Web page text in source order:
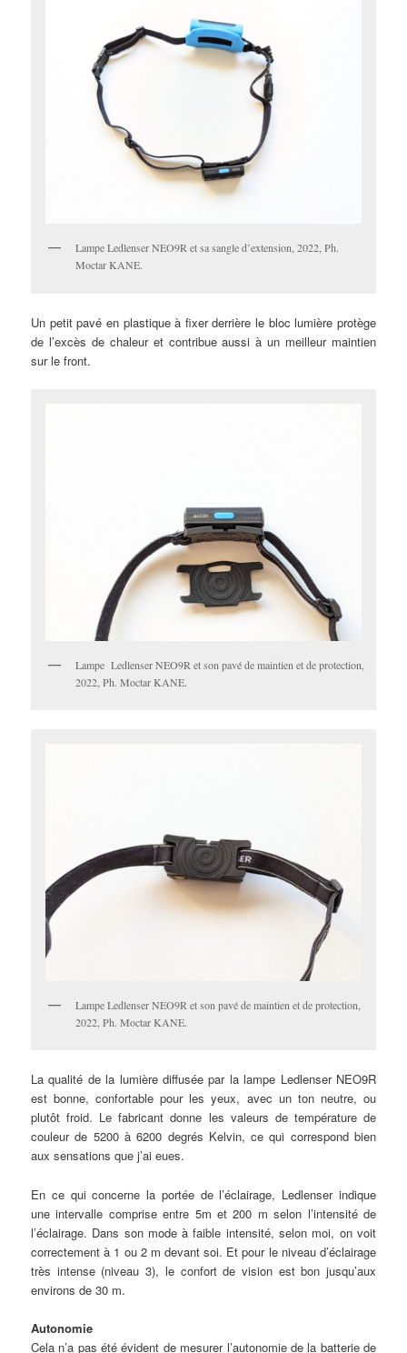
Lampe Ledlenser NEO9R et sa sangle d’extension, 2022, Ph.
Moctar KANE.
Un petit pavé en plastique à fixer derrière le bloc lumière protège
de l’excès de chaleur et contribue aussi à un meilleur maintien
sur le front.
Lampe Ledlenser NEO9R et son pavé de maintien et de protection,
2022, Ph. Moctar KANE.
Lampe Ledlenser NEO9R et son pavé de maintien et de protection,
2022, Ph. Moctar KANE.
La qualité de la lumière diffusée par la lampe Ledlenser NEO9R
est bonne, confortable pour les yeux, avec un ton neutre, ou
plutôt froid. Le fabricant donne les valeurs de température de
couleur de 5200 à 6200 degrés Kelvin, ce qui correspond bien
aux sensations que j’ai eues.
En ce qui concerne la portée de l’éclairage, Ledlenser indique
une intervalle comprise entre 5m et 200 m selon l’intensité de
l’éclairage. Dans son mode à faible intensité, selon moi, on voit
correctement à 1 ou 2 m devant soi. Et pour le niveau d’éclairage
très intense (niveau 3), le confort de vision est bon jusqu’aux
environs de 30 m.
Autonomie
Cela n’a pas été évident de mesurer l’autonomie de la batterie de